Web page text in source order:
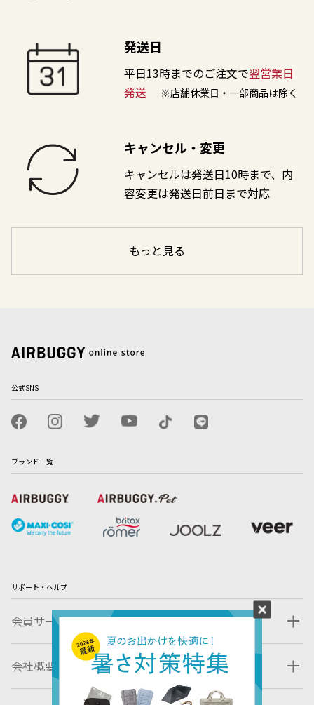
発送日
平日13時までのご注文で翌営業日
発送
※店舗休業日・一部商品は除く
キャンセル・変更
キャンセルは発送日10時まで、内
容変更は発送日前日まで対応
もっと見る
公式SNS
ブランド一覧
サポート・ヘルプ
会員サービス
会社概要・規約